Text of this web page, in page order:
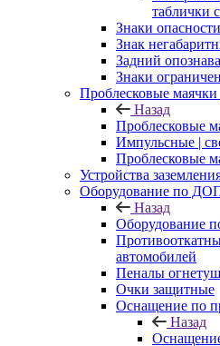
таблички
Знаки
Знак
Задний
Знаки
Проблесковые маячки
Назад
Проблесковые
Импульсные |
Проблесковые
Устройства
Оборудование по
Назад
Оборудование
автомобилей
Пеналы
Очки защитные
Оснащение по
Назад